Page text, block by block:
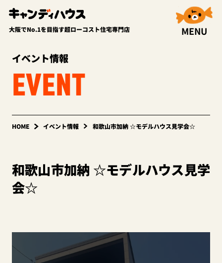
大阪でNo.1を目指す超ローコスト住宅専門店 MENU
イベント情報
EVENT
HOME イベント情報 和歌山市加納 ☆モデルハウス見学会☆
和歌山市加納 ☆モデルハウス見学
会☆